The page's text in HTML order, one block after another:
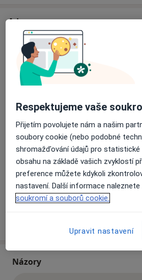
Adresa
Stomatologická ordinace
Za Olšávkou 290,
Dostupnost
Na této adrese online kalendář
Co mám v takové situaci udělat?
Způsoby platby (soukromé
Na teto adrese lékař přijímá
Detaily
o
Názory
Respektujeme vaše
Přijetím povolujete nám a našim
soubory cookie (nebo podobné
shromažďování údajů pro statistické
obsahu na základě vašich zvyklostí
preference můžete kdykoli
nastavení. Další informace naleznete
soukromí a souborů cookie.
Upravit nastavení